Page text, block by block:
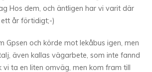
Hos dem, och äntligen har vi varit där
ett år förtidigt;-)
Gpsen och körde mot lekåbus igen, men
även kallas vägarbete, som inte fannd
ta en liten omväg, men kom fram till